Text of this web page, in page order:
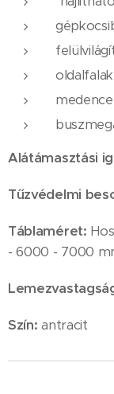
oldalfalak
Alátámasztási
Tűzvédelmi
Táblaméret:
- 6000 - 7000
Szín:antracit